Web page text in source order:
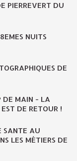
PIERREVERT DU
NUITS
DE
DE MAIN - LA
DE RETOUR !
SANTE AU
LES MÉTIERS DE